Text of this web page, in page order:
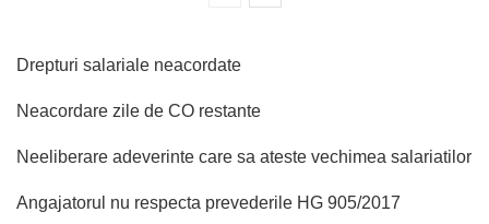
Drepturi salariale neacordate
Neacordare zile de CO restante
Neeliberare adeverinte care sa ateste vechimea salariatilor
Angajatorul nu respecta prevederile HG 905/2017